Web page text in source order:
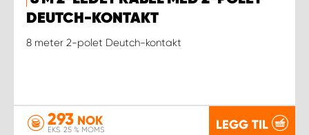
DEUTCH-KONTAKT
8 meter 2-polet Deutch-kontakt
293 NOK
EKS. 25 % MOMS LEGG TIL